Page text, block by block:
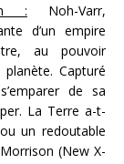
: Noh-Varr,
d’un empire
au pouvoir
Capturé
de sa
La Terre a-t-
un redoutable
(New X-